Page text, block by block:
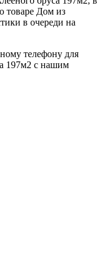
товаре Дом из
в очереди на
телефону для
197м2 с нашим